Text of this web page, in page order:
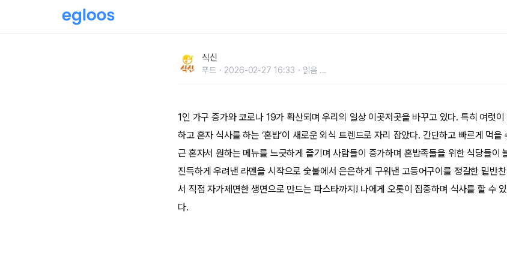
식신
푸드 2026-02-27 16:33 읽음 ...
1인 가구 증가와 코로나 19가 확산되며 우리의 일상 이곳저곳을 바꾸고 있다. 특히 여럿
하고 혼자 식사를 하는 ‘혼밥’이 새로운 외식 트렌드로 자리 잡았다. 간단하고 빠르게 먹을
근 혼자서 원하는 메뉴를 느긋하게 즐기며 사람들이 증가하며 혼밥족들을 위한 식당들이
진득하게 우려낸 라멘을 시작으로 숯불에서 은은하게 구워낸 고등어구이를 정갈한 밑반
서 직접 자가제면한 생면으로 만드는 파스타까지! 나에게 오롯이 집중하며 식사를 할 수
다.